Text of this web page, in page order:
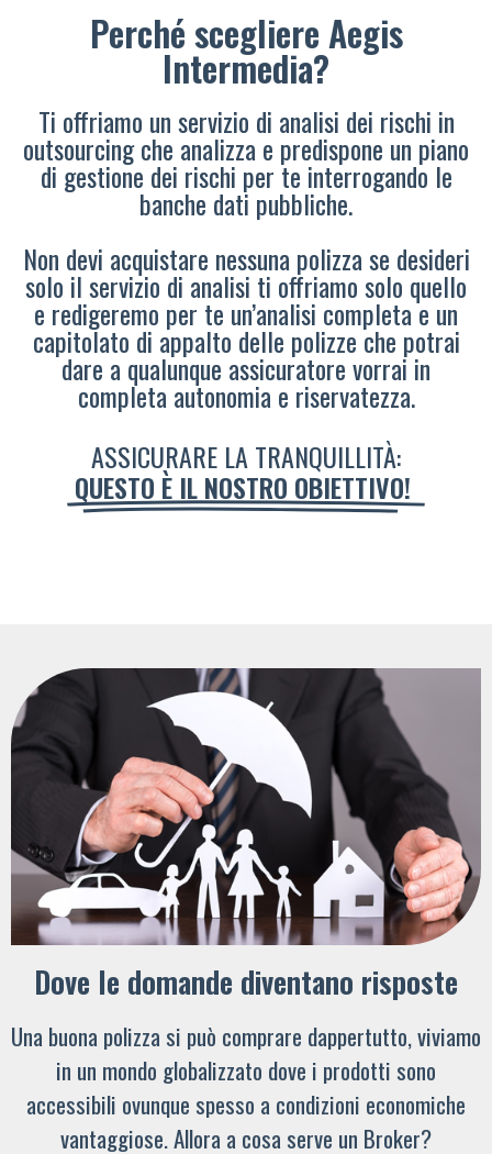
Perché scegliere Aegis
Intermedia?
Ti offriamo un servizio di analisi dei rischi in
outsourcing che analizza e predispone un piano
di gestione dei rischi per te interrogando le
banche dati pubbliche.
Non devi acquistare nessuna polizza se desideri
solo il servizio di analisi ti offriamo solo quello
e redigeremo per te un’analisi completa e un
capitolato di appalto delle polizze che potrai
dare a qualunque assicuratore vorrai in
completa autonomia e riservatezza.
ASSICURARE LA TRANQUILLITÀ:
QUESTO È IL NOSTRO OBIETTIVO!
Dove le domande diventano risposte
Una buona polizza si può comprare dappertutto, viviamo
in un mondo globalizzato dove i prodotti sono
accessibili ovunque spesso a condizioni economiche
vantaggiose. Allora a cosa serve un Broker?